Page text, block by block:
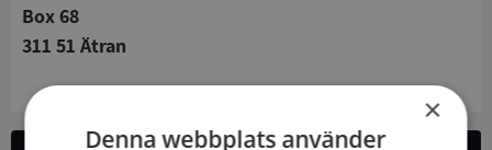
Box 68
311 51 Ätran
×
Denna webbplats använder